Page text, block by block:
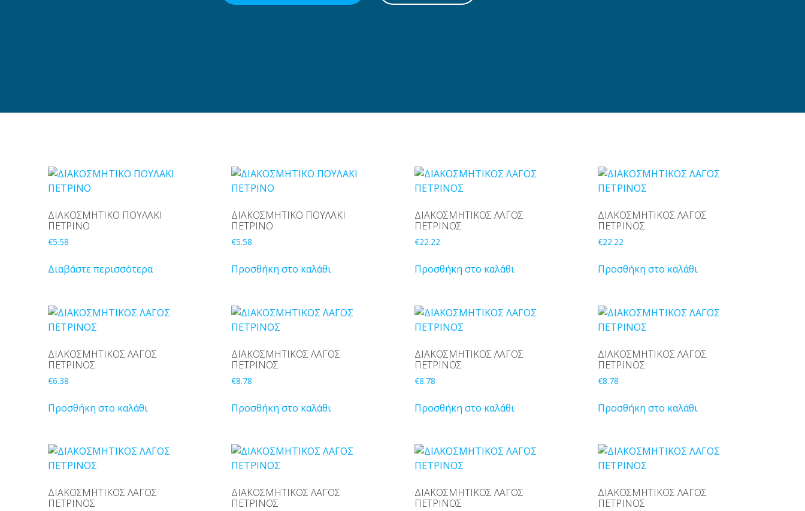
ΔΙΑΚΟΣΜΗΤΙΚΟ ΠΟΥΛΑΚΙ
ΠΕΤΡΙΝΟ
€5.58
Διαβάστε περισσότερα
ΔΙΑΚΟΣΜΗΤΙΚΟ ΠΟΥΛΑΚΙ
ΠΕΤΡΙΝΟ
€5.58
Προσθήκη στο καλάθι
ΔΙΑΚΟΣΜΗΤΙΚΟΣ ΛΑΓΟΣ
ΠΕΤΡΙΝΟΣ
€22.22
Προσθήκη στο καλάθι
ΔΙΑΚΟΣΜΗΤΙΚΟΣ ΛΑΓΟΣ
ΠΕΤΡΙΝΟΣ
€22.22
Προσθήκη στο καλάθι
ΔΙΑΚΟΣΜΗΤΙΚΟΣ ΛΑΓΟΣ
ΠΕΤΡΙΝΟΣ
€6.38
Προσθήκη στο καλάθι
ΔΙΑΚΟΣΜΗΤΙΚΟΣ ΛΑΓΟΣ
ΠΕΤΡΙΝΟΣ
€8.78
Προσθήκη στο καλάθι
ΔΙΑΚΟΣΜΗΤΙΚΟΣ ΛΑΓΟΣ
ΠΕΤΡΙΝΟΣ
€8.78
Προσθήκη στο καλάθι
ΔΙΑΚΟΣΜΗΤΙΚΟΣ ΛΑΓΟΣ
ΠΕΤΡΙΝΟΣ
€8.78
Προσθήκη στο καλάθι
ΔΙΑΚΟΣΜΗΤΙΚΟΣ ΛΑΓΟΣ
ΠΕΤΡΙΝΟΣ
ΔΙΑΚΟΣΜΗΤΙΚΟΣ ΛΑΓΟΣ
ΠΕΤΡΙΝΟΣ
ΔΙΑΚΟΣΜΗΤΙΚΟΣ ΛΑΓΟΣ
ΠΕΤΡΙΝΟΣ
ΔΙΑΚΟΣΜΗΤΙΚΟΣ ΛΑΓΟΣ
ΠΕΤΡΙΝΟΣ